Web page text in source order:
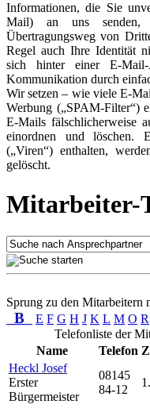
Informationen, die Sie
Mail) an uns senden,
Übertragungsweg von
Regel auch Ihre Identität
sich hinter einer E-Mail-
Kommunikation durch
Wir setzen – wie viele E-
Werbung („SPAM-Filter“)
E-Mails fälschlicherweise
einordnen und löschen.
(„Viren“) enthalten,
gelöscht.
Mitarbeiter-
Sprung zu den Mitarbeitern
B E F G H J K L M O R
Telefonliste der
Name
Telefon
Heckl Josef
Erster
Bürgermeister
08145
84-12